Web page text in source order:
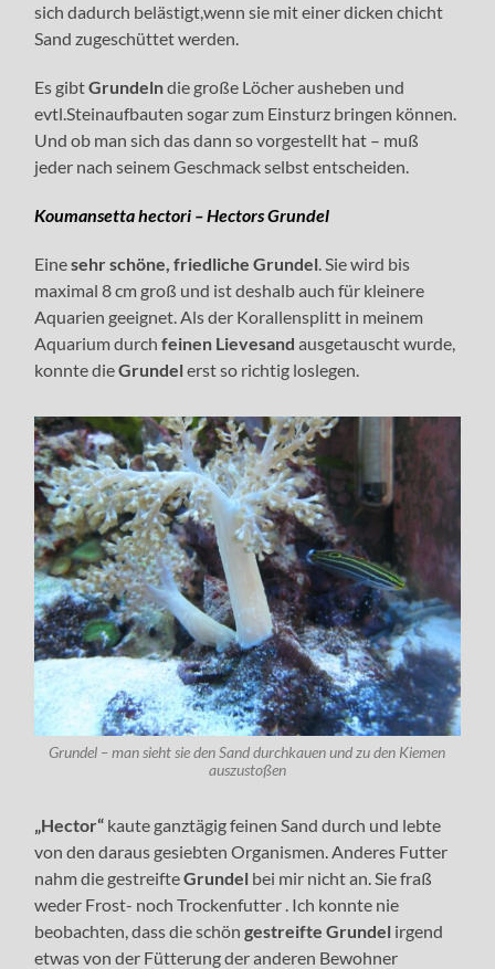
sich dadurch belästigt,wenn sie mit einer dicken chicht
Sand zugeschüttet werden.
Es gibtGrundelndie große Löcher ausheben und
evtl.Steinaufbauten sogar zum Einsturz bringen können.
Und ob man sich das dann so vorgestellt hat – muß
jeder nach seinem Geschmack selbst entscheiden.
Koumansetta hectori – Hectors Grundel
Einesehr schöne, friedliche Grundel. Sie wird bis
maximal 8 cm groß und ist deshalb auch für kleinere
Aquarien geeignet. Als der Korallensplitt in meinem
Aquarium durch feinen Lievesand ausgetauscht wurde,
konnte dieGrundelerst so richtig loslegen.
Grundel – man sieht sie den Sand durchkauen und zu den Kiemen
auszustoßen
„Hector“ kaute ganztägig feinen Sand durch und lebte
von den daraus gesiebten Organismen. Anderes Futter
nahm die gestreifteGrundel bei mir nicht an. Sie fraß
weder Frost- noch Trockenfutter . Ich konnte nie
beobachten, dass die schöngestreifte Grundel irgend
etwas von der Fütterung der anderen Bewohner